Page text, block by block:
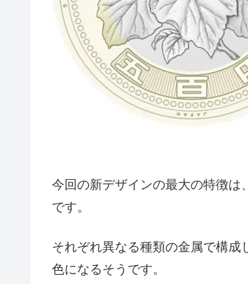
今回の新デザインの最大の特徴は
です。
それぞれ異なる種類の金属で構
色になるそうです。